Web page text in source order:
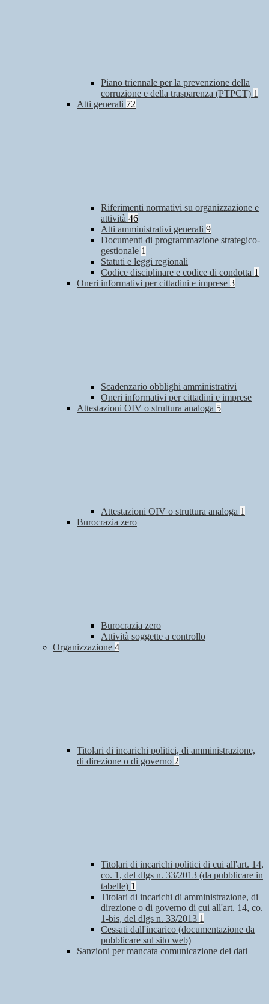
Piano triennale per la prevenzione della
corruzione e della trasparenza (PTPCT) 1
Atti generali 72
Riferimenti normativi su organizzazione e
attività 46
Atti amministrativi generali 9
Documenti di programmazione strategico-
gestionale 1
Statuti e leggi regionali
Codice disciplinare e codice di condotta 1
Oneri informativi per cittadini e imprese 3
Scadenzario obblighi amministrativi
Oneri informativi per cittadini e imprese
Attestazioni OIV o struttura analoga 5
Attestazioni OIV o struttura analoga 1
Burocrazia zero
Burocrazia zero
Attività soggette a controllo
Organizzazione 4
Titolari di incarichi politici, di amministrazione,
di direzione o di governo 2
Titolari di incarichi politici di cui all'art. 14,
co. 1, del dlgs n. 33/2013 (da pubblicare in
tabelle) 1
Titolari di incarichi di amministrazione, di
direzione o di governo di cui all'art. 14, co.
1-bis, del dlgs n. 33/2013 1
Cessati dall'incarico (documentazione da
pubblicare sul sito web)
Sanzioni per mancata comunicazione dei dati